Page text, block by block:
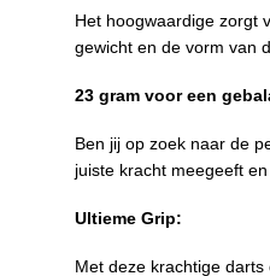
Het hoogwaardige zorgt
gewicht en de vorm van
23 gram voor een
Ben jij op zoek naar de
juiste kracht meegeeft
Ultieme Grip:
Met deze krachtige